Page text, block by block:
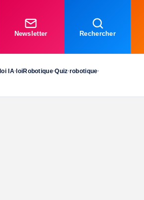
Newsletter Rechercher
loi IA• loiRobotique•Quiz•robotique•